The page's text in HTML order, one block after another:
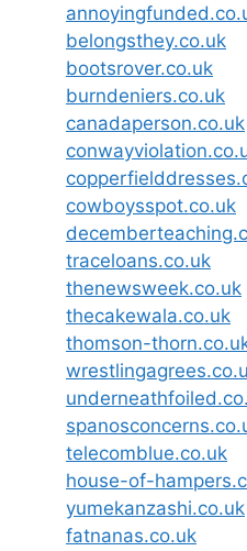
belongsthey.co.uk
bootsrover.co.uk
burndeniers.co.uk
canadaperson.co.uk
cowboysspot.co.uk
traceloans.co.uk
thenewsweek.co.uk
thecakewala.co.uk
thomson-
telecomblue.co.uk
house-of-
yumekanzashi.co.uk
fatnanas.co.uk